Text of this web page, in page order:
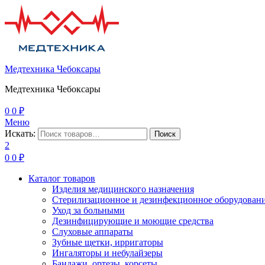
Медтехника Чебоксары
Медтехника Чебоксары
0 0 ₽
Меню
Искать:
Поиск
2
0 0 ₽
Каталог товаров
Изделия медицинского назначения
Стерилизационное и дезинфекционное
Уход за больными
Дезинфицирующие и моющие средства
Слуховые аппараты
Зубные щетки, ирригаторы
Ингаляторы и небулайзеры